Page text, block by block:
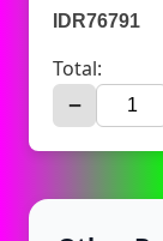
IDR76791
Total:
−